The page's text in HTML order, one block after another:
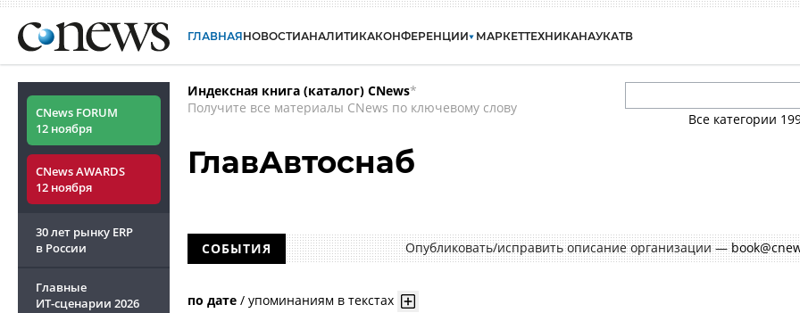
ГЛАВНАЯНОВОСТИАНАЛИТИКАКОНФЕРЕНЦИИ МАРКЕТТЕХНИКАНАУКАТВ
CNews FORUM
12 ноября
CNews AWARDS
12 ноября
30 лет рынку ERP
в России
Главные
ИТ-сценарии 2026
Индексная книга (каталог) CNews*
Получите все материалы CNews по ключевому слову
Все категории
ГлавАвтоснаб
СОБЫТИЯ Опубликовать/исправить описание организации —
по дате / упоминаниям в текстах